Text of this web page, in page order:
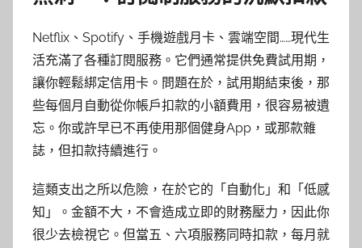
Netflix、Spotify、手機遊戲月卡、雲端空間……現代生
活充滿了各種訂閱服務。它們通常提供免費試用期，
讓你輕鬆綁定信用卡。問題在於，試用期結束後，那
些每個月自動從你帳戶扣款的小額費用，很容易被遺
忘。你或許早已不再使用那個健身App，或那款雜
誌，但扣款持續進行。
這類支出之所以危險，在於它的「自動化」和「低感
知」。金額不大，不會造成立即的財務壓力，因此你
很少去檢視它。但當五、六項服務同時扣款，每月就